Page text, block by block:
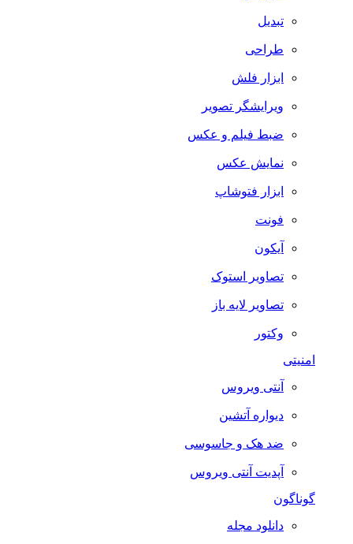
تبدیل
طراحی
ابزار فلش
ویرایشگر تصویر
ضبط فيلم و عكس
نمایش عکس
ابزار فتوشاپ
فونت
آیکون
تصاویر استوک
تصاویر لایه باز
وکتور
امنیتی
آنتی ویروس
دیواره آتشین
ضد هک و جاسوسی
آپدیت آنتی ویروس
گوناگون
دانلود مجله